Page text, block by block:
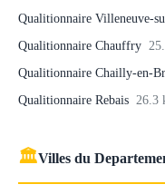
Qualitionnaire Villeneuve-
Qualitionnaire Chauffry
Qualitionnaire Chailly-en-
Qualitionnaire Rebais 26.3
🏛Villes du